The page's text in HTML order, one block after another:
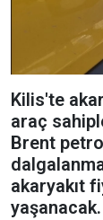
Kilis'te
araç
Brent
akaryakıt
yaşanacak.